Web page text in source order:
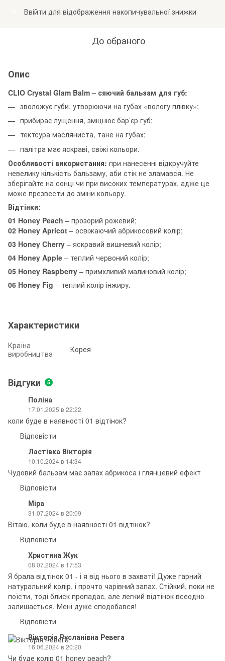
Ввійти для відображення накопичувальної знижки
До обраного
Опис
CLIO Crystal Glam Balm – сяючий бальзам для губ:
зволожує губи, утворюючи на губах «вологу плівку»;
прибирає лущення, зміцнює бар’єр губ;
тектсура масляниста, тане на губах;
палітра має яскраві, свіжі кольори.
Особливості використання: при нанесенні відкручуйте
невелику кількість бальзаму, аби стік не зламався. Не
зберігайте на сонці чи при високих температурах, адже це
може презвести до зміни кольору.
Відтінки:
01 Honey Peach – прозорий рожевий;
02 Honey Apricot – освіжаючий абрикосовий колір;
03 Honey Cherry – яскравий вишневий колір;
04 Honey Apple – теплий червоний колір;
05 Honey Raspberry – примхливий малиновий колір;
06 Honey Fig – теплий колір інжиру.
Характеристики
Країна
виробництва
Корея
Відгуки 5
Поліна
17.01.2025 в 22:22
коли буде в наявності 01 відтінок?
Відповісти
Ластівка Вікторія
10.10.2024 в 14:34
Чудовий бальзам має запах абрикоса і глянцевий ефект
Відповісти
Міра
31.07.2024 в 20:09
Вітаю, коли буде в наявності 01 відтінок?
Відповісти
Христина Жук
08.07.2024 в 17:53
Я брала відтінок 01 - і я від нього в захваті! Дуже гарний
натуральний колір, і прочто чарівний запах. Стійкий, поки не
поїсти, тоді блиск пропадає, але легкий відтінок всеодно
залишається. Мені дуже сподобався!
Відповісти
Вікторія Русланівна Ревега
16.06.2024 в 20:20
Чи буде колір 01 honey peach?